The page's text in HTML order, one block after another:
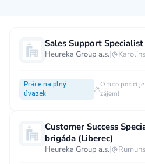
Sales Support Specialist
Heureka Group a.s.|
Práce na plný
úvazek
O tuto pozici je
zájem!
Customer Success
brigáda (Liberec)
Heureka Group a.s.|
Měsíční plat
40 000 CZK a více
60 000
Ostatní mzdy
za hodinu za manday za